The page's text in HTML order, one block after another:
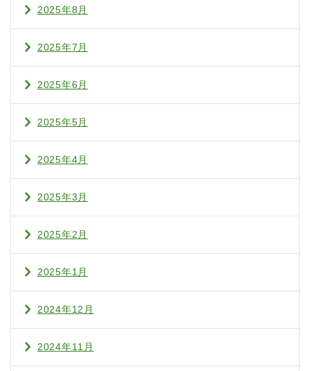
2025年8月
2025年7月
2025年6月
2025年5月
2025年4月
2025年3月
2025年2月
2025年1月
2024年12月
2024年11月